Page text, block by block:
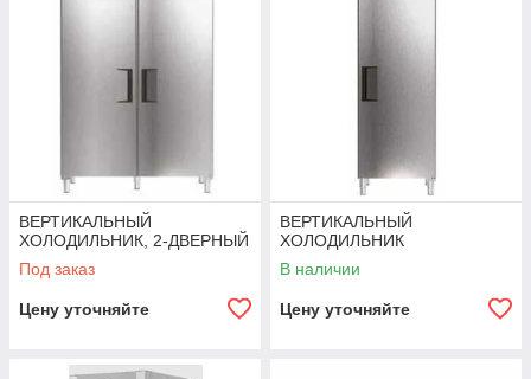
ВЕРТИКАЛЬНЫЙ
ХОЛОДИЛЬНИК, 2-ДВЕРНЫЙ
Под заказ
Цену уточняйте
ВЕРТИКАЛЬНЫЙ
ХОЛОДИЛЬНИК
В наличии
Цену уточняйте